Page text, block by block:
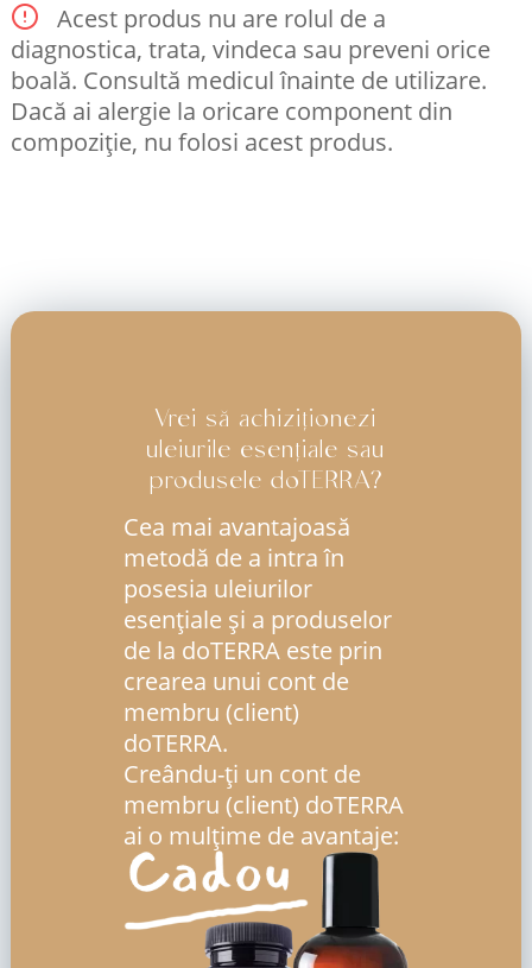
Acest produs nu are rolul de a
diagnostica, trata, vindeca sau preveni orice
boală. Consultă medicul înainte de utilizare.
Dacă ai alergie la oricare component din
compoziție, nu folosi acest produs.
Vrei să achiziționezi
uleiurile esențiale sau
produsele doTERRA?
Cea mai avantajoasă
metodă de a intra în
posesia uleiurilor
esenţiale şi a produselor
de la doTERRA este prin
crearea unui cont de
membru (client)
doTERRA.
Creându-ți un cont de
membru (client) doTERRA
ai o mulțime de avantaje: